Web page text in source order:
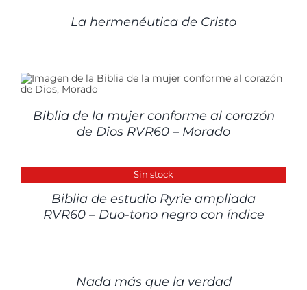
La hermenéutica de Cristo
Biblia de la mujer conforme al corazón
de Dios RVR60 – Morado
Sin stock
Biblia de estudio Ryrie ampliada
RVR60 – Duo-tono negro con índice
Nada más que la verdad